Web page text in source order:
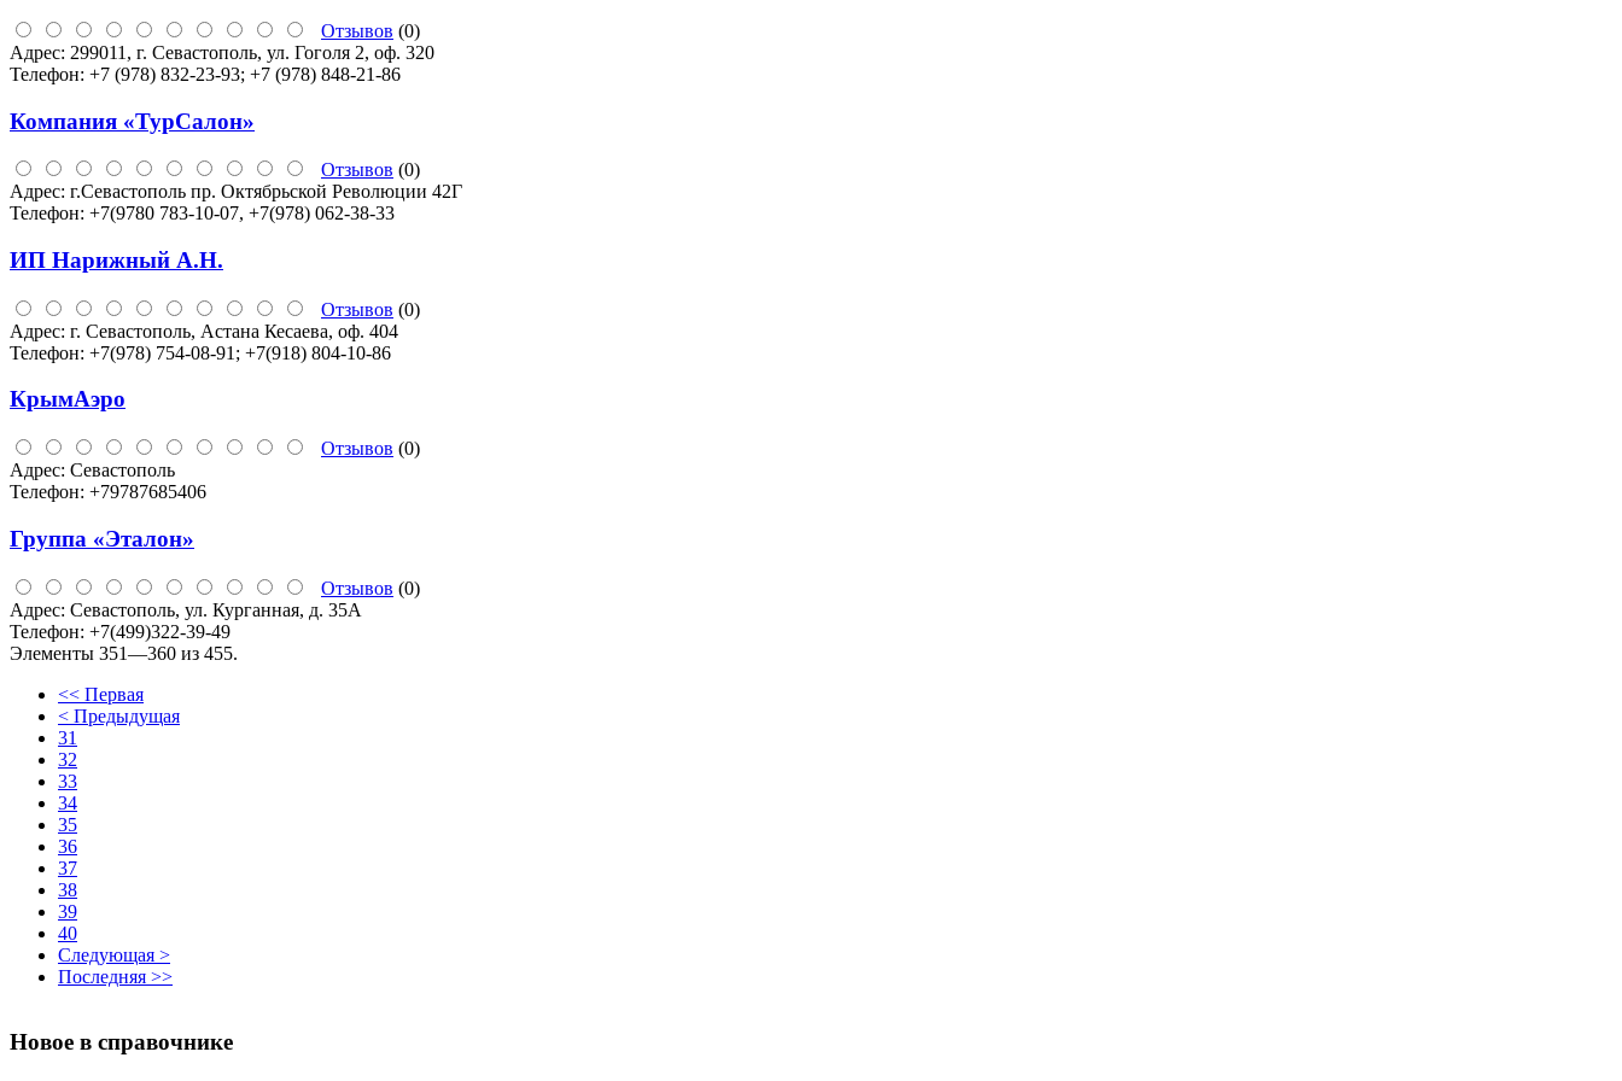
Отзывов (0)
Адрес: 299011, г. Севастополь, ул. Гоголя 2, оф. 320
Телефон: +7 (978) 832-23-93; +7 (978) 848-21-86
Компания «ТурСалон»
Отзывов (0)
Адрес: г.Севастополь пр. Октябрьской Революции 42Г
Телефон: +7(9780 783-10-07, +7(978) 062-38-33
ИП Нарижный А.Н.
Отзывов (0)
Адрес: г. Севастополь, Астана Кесаева, оф. 404
Телефон: +7(978) 754-08-91; +7(918) 804-10-86
КрымАэро
Отзывов (0)
Адрес: Севастополь
Телефон: +79787685406
Группа «Эталон»
Отзывов (0)
Адрес: Севастополь, ул. Курганная, д. 35А
Телефон: +7(499)322-39-49
Элементы 351—360 из 455.
<< Первая
< Предыдущая
31
32
33
34
35
36
37
38
39
40
Следующая >
Последняя >>
Новое в справочнике